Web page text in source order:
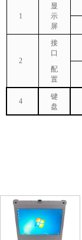
1
显
示
屏
2
接
口
配
置
4
键
盘